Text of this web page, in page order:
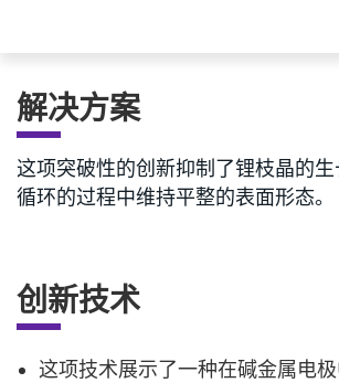
解决方案
这项突破性的创新抑制了锂枝晶的
循环的过程中维持平整的表面形态。
创新技术
这项技术展示了一种在碱金属电